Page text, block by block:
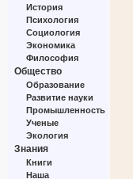
История
Психология
Социология
Экономика
Философия
Общество
Образование
Развитие науки
Промышленность
Ученые
Экология
Знания
Книги
Наша